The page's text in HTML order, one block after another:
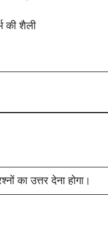
की शैली
का उत्तर देना होगा।